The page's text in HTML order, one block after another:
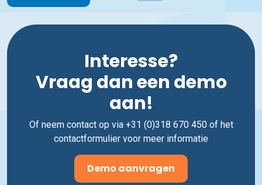
Interesse?
Vraag dan een demo
aan!
Of neem contact op via +31 (0)318 670 450 of het
contactformulier voor meer informatie
Demo aanvragen